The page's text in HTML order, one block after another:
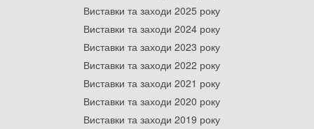
Виставки та заходи 2025 року
Виставки та заходи 2024 року
Виставки та заходи 2023 року
Виставки та заходи 2022 року
Виставки та заходи 2021 року
Виставки та заходи 2020 року
Виставки та заходи 2019 року